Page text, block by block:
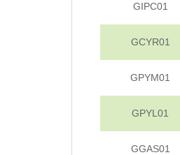
GIPC01
GCYR01
GPYM01
GPYL01
GGAS01